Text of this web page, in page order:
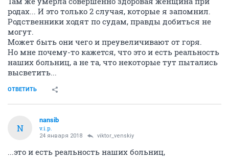
родах... И это только 2 случая, которые я запомнил.
Родственники ходят по судам, правды добиться не
могут.
Может быть они чего и преувеличивают от горя.
Но мне почему-то кажется, что это и есть реальность
наших больниц, а не та, что некоторые тут пытались
высветить...
ОТВЕТИТЬ
N
nansib
v.i.p.
24 января 2018 viktor_venskiy
...это и есть реальность наших больниц,